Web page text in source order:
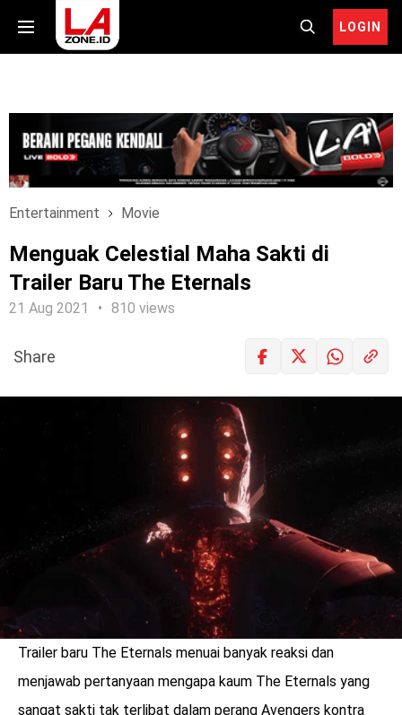
LOGIN
Entertainment Movie
Menguak Celestial Maha Sakti di
Trailer Baru The Eternals
21 Aug 2021 810 views
LOGIN
Share
Trailer baru The Eternals menuai banyak reaksi dan
menjawab pertanyaan mengapa kaum The Eternals yang
sangat sakti tak terlibat dalam perang Avengers kontra